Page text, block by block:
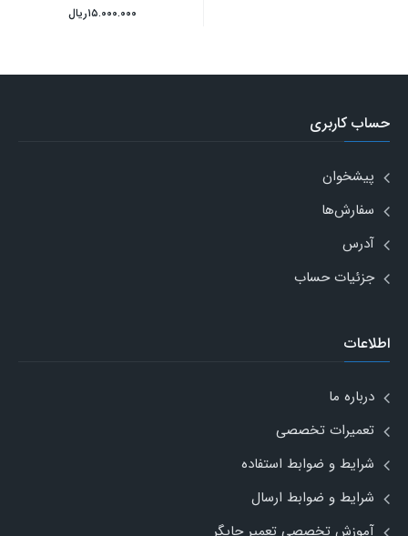
ریال۱۵.۰۰۰.۰۰۰
حساب کاربری
پیشخوان
سفارش‌ها
آدرس
جزئیات حساب
اطلاعات
درباره ما
تعمیرات تخصصی
شرایط و ضوابط استفاده
شرایط و ضوابط ارسال
آموزش تخصصی تعمیر چاپگر